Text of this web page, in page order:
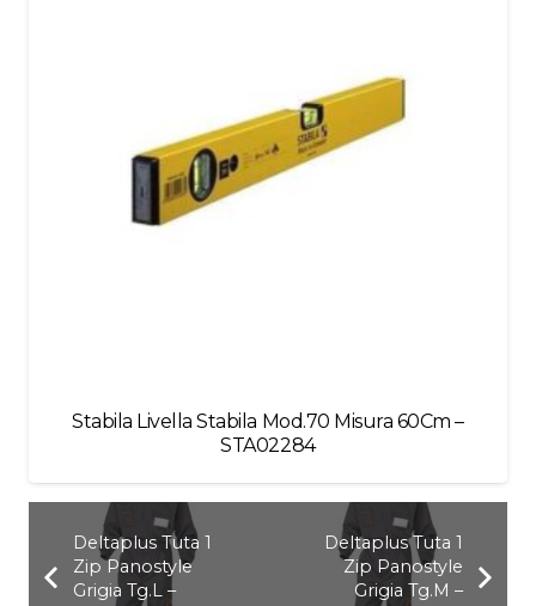
Stabila Livella Stabila Mod.70 Misura 60Cm –
STA02284
Deltaplus Tuta 1
Zip Panostyle
Grigia Tg.L –
Deltaplus Tuta 1
Zip Panostyle
Grigia Tg.M –